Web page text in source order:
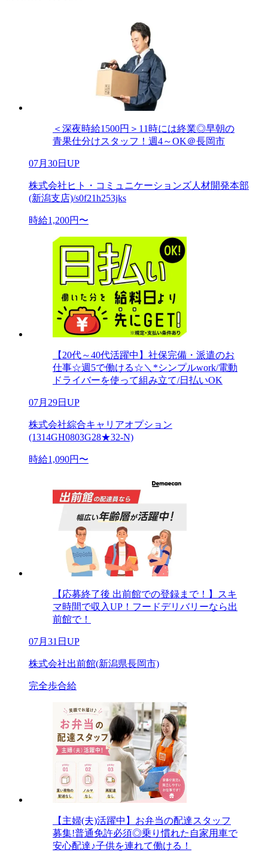
＜深夜時給1500円＞11時には終業◎早朝の
青果仕分けスタッフ！週4～OK＠長岡市
07月30日UP
株式会社ヒト・コミュニケーションズ人材開発本部
(新潟支店)/s0f21h253jks
時給1,200円〜
【20代～40代活躍中】社保完備・派遣のお
仕事☆週5で働ける☆＼*シンプルwork/電動
ドライバーを使って組み立て/日払いOK
07月29日UP
株式会社綜合キャリアオプション
(1314GH0803G28★32-N)
時給1,090円〜
【応募終了後 出前館での登録まで！】スキ
マ時間で収入UP！フードデリバリーなら出
前館で！
07月31日UP
株式会社出前館(新潟県長岡市)
完全歩合給
【主婦(夫)活躍中】お弁当の配達スタッフ
募集!普通免許必須◎乗り慣れた自家用車で
安心配達♪子供を連れて働ける！